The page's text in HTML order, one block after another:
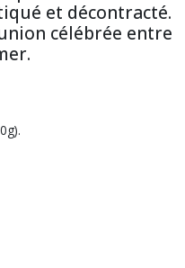
et décontracté.
célébrée entre